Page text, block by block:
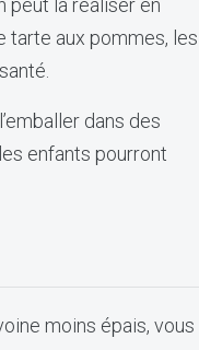
peut la réaliser en
tarte aux pommes, les
dans des
enfants pourront
moins épais,